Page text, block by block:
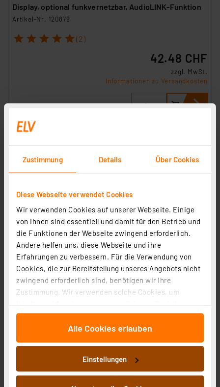
Zustimmung Details Über Cookies
Diese Webseite verwendet Cookies
Wir verwenden Cookies auf unserer Webseite. Einige
von ihnen sind essentiell und damit für den Betrieb und
die Funktionen der Webseite zwingend erforderlich.
Andere helfen uns, diese Webseite und ihre
Erfahrungen zu verbessern. Für die Verwendung von
Cookies, die zur Bereitstellung unseres Angebots nicht
zwingend erforderlich sind, benötigen wir Ihre
Zustimmung. Wir verwenden solche Cookies, um
für soziale Medien anbieten zu können und die Zugriffe
auf unsere Website zu analysieren. Außerdem geben
an unsere Partner für soziale Medien, Werbung und
Analysen weiter. Unsere Partner führen diese
Informationen möglicherweise mit weiteren Daten
Alle Cookies erlauben
Einstellungen
Display, optional funkvernetzbar, AudioLINK-Funktion
Artikel-Nr. 120879
1 2 3 4 5 (2)
42.48 CHF
zzgl. MwSt.
Informationen zu Versandkosten
Ei Electronics Kohlenmonoxidmelder Ei208D mit
Display, Stand-alone-Gerät, 10-Jahres-Batterie
Artikel-Nr. 254563
29.55 CHF